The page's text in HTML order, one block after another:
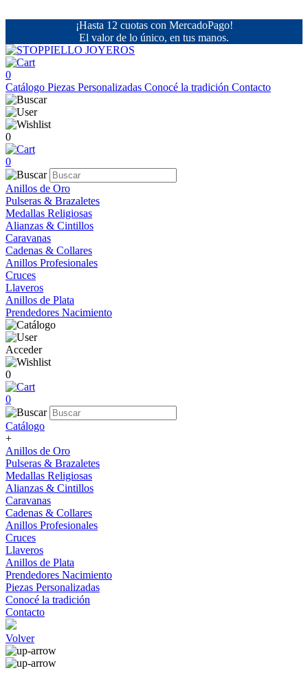
¡Hasta 12 cuotas con MercadoPago!
El valor de lo único, en tus manos.
0
Catálogo Piezas Personalizadas Conocé la tradición Contacto
0
0
Anillos de Oro
Pulseras & Brazaletes
Medallas Religiosas
Alianzas & Cintillos
Caravanas
Cadenas & Collares
Anillos Profesionales
Cruces
Llaveros
Anillos de Plata
Prendedores Nacimiento
Acceder
0
0
Catálogo
+
Anillos de Oro
Pulseras & Brazaletes
Medallas Religiosas
Alianzas & Cintillos
Caravanas
Cadenas & Collares
Anillos Profesionales
Cruces
Llaveros
Anillos de Plata
Prendedores Nacimiento
Piezas Personalizadas
Conocé la tradición
Contacto
Volver